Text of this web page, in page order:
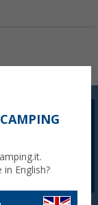
attualmente
prima possibile.
English?